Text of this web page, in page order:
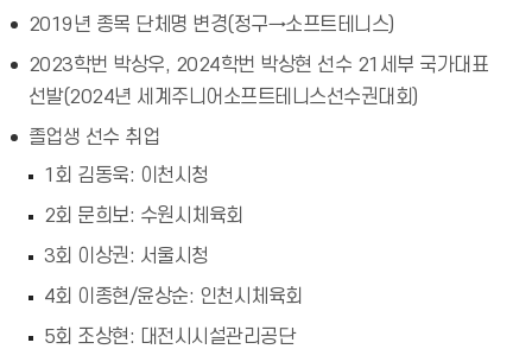
2019년 종목 단체명 변경(정구→소프트테니스)
2023학번 박상우, 2024학번 박상현 선수 21세부 국가대표
선발(2024년 세계주니어소프트테니스선수권대회)
졸업생 선수 취업
1회 김동욱: 이천시청
2회 문희보: 수원시체육회
3회 이상권: 서울시청
4회 이종현/윤상순: 인천시체육회
5회 조상현: 대전시시설관리공단